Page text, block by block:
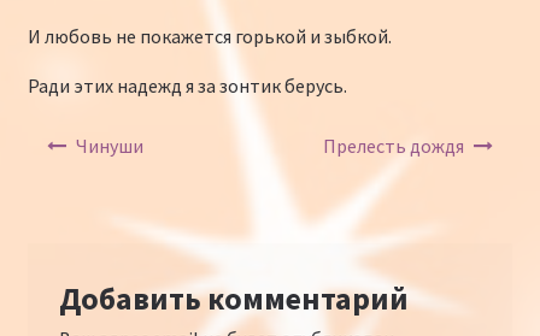
И любовь не покажется горькой и зыбкой.
Ради этих надежд я за зонтик берусь.
Навигация по записям
Чинуши Прелесть дождя
Добавить комментарий